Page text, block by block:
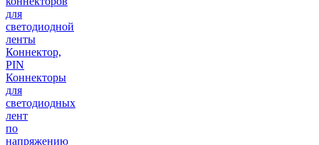
для
светодиодной
ленты
Коннектор,
PIN
Коннекторы
для
светодиодных
лент
по
напряжению